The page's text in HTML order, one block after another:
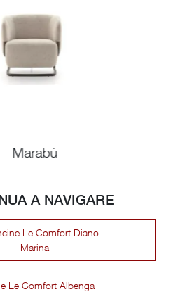
Marabù
A NAVIGARE
Le Comfort Diano
Marina
Le Comfort Albenga